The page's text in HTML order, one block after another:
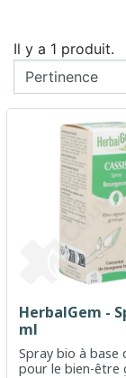
Il y a 1 produit.
HerbalGem -
ml
Spray bio à base
pour le bien-être